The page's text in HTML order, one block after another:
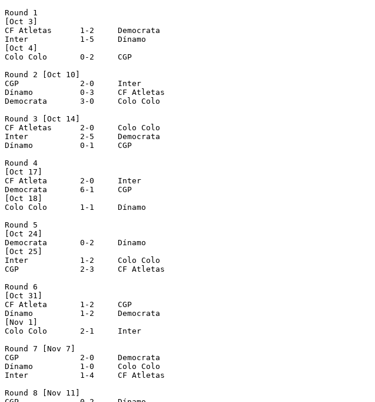
Round 1
[Oct 3]
CF Atletas	1-2	Democrata
Inter		1-5	Dínamo
[Oct 4]
Colo Colo	0-2 	CGP
Round 2 [Oct 10]
CGP		2-0	Inter
Dínamo		0-3	CF Atletas
Democrata	3-0	Colo Colo
Round 3 [Oct 14]
CF Atletas	2-0 	Colo Colo
Inter		2-5 	Democrata
Dínamo		0-1 	CGP
Round 4
[Oct 17]
CF Atleta	2-0	Inter
Democrata	6-1	CGP
[Oct 18]
Colo Colo	1-1 	Dínamo
Round 5
[Oct 24]
Democrata	0-2	Dínamo
[Oct 25]
Inter		1-2	Colo Colo
CGP		2-3 	CF Atletas
Round 6
[Oct 31]
CF Atleta	1-2	CGP
Dínamo		1-2 	Democrata
[Nov 1]
Colo Colo	2-1	Inter
Round 7 [Nov 7]
CGP		2-0 	Democrata
Dínamo		1-0 	Colo Colo
Inter		1-4	CF Atletas
Round 8 [Nov 11]